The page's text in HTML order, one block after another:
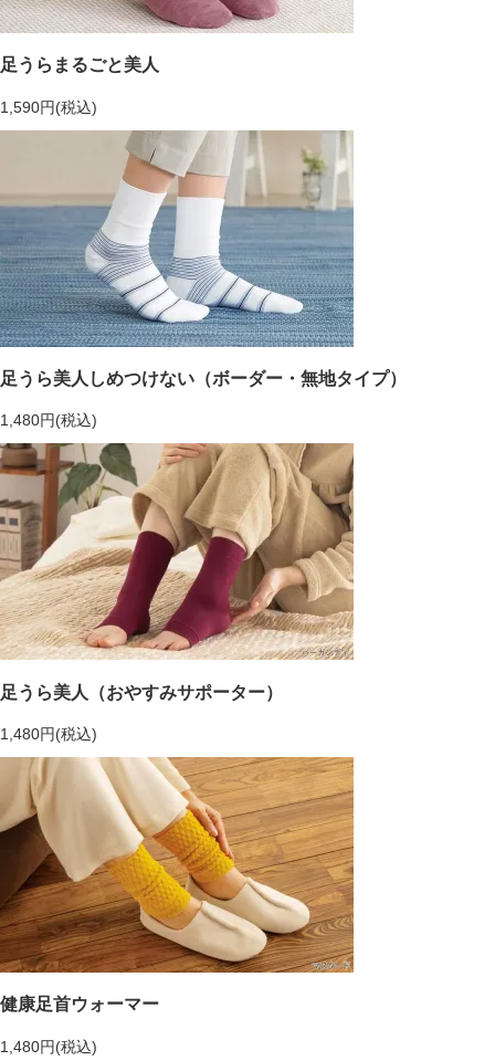
足うらまるごと美人
1,590円(税込)
足うら美人しめつけない（ボーダー・無地タイプ）
1,480円(税込)
足うら美人（おやすみサポーター）
1,480円(税込)
健康足首ウォーマー
1,480円(税込)